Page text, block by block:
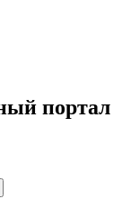
портал